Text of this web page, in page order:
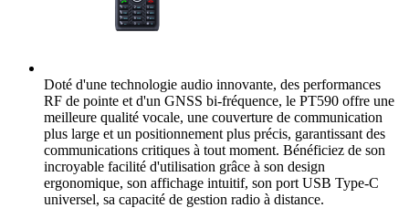
Doté d'une technologie audio innovante, des performances
RF de pointe et d'un GNSS bi-fréquence, le PT590 offre une
meilleure qualité vocale, une couverture de communication
plus large et un positionnement plus précis, garantissant des
communications critiques à tout moment. Bénéficiez de son
incroyable facilité d'utilisation grâce à son design
ergonomique, son affichage intuitif, son port USB Type-C
universel, sa capacité de gestion radio à distance.